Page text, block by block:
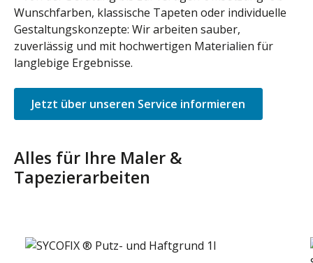
Wunschfarben, klassische Tapeten oder individuelle
Gestaltungskonzepte: Wir arbeiten sauber,
zuverlässig und mit hochwertigen Materialien für
langlebige Ergebnisse.
Jetzt über unseren Service informieren
Alles für Ihre Maler &
Tapezierarbeiten
Produktgalerie überspringen